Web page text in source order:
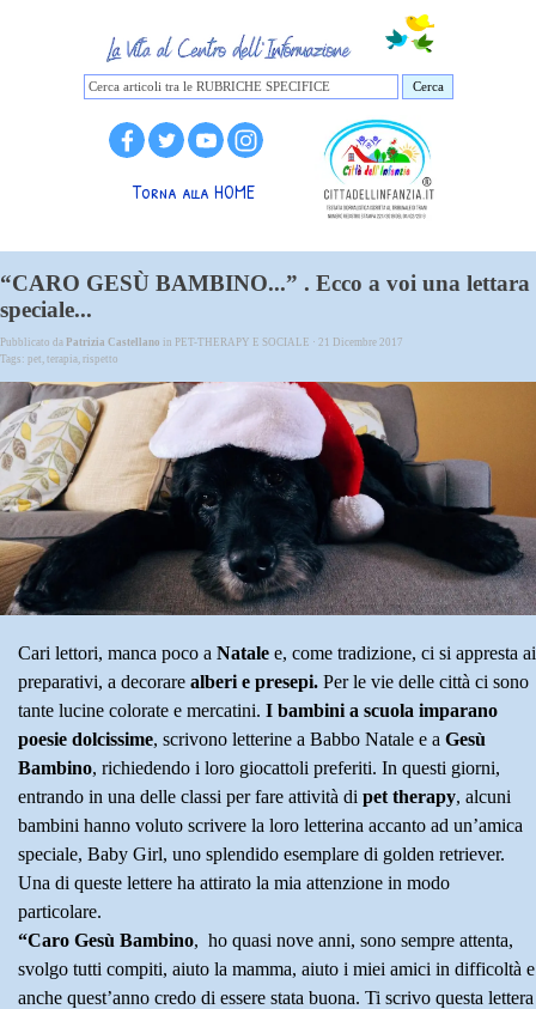
Cerca
Torna alla HOME
“CARO GESÙ BAMBINO...” . Ecco a voi una lettara
speciale...
Pubblicato da Patrizia Castellano in PET-THERAPY E SOCIALE · 21 Dicembre 2017
Tags: pet, terapia, rispetto
Cari lettori, manca poco a Natale e, come tradizione, ci si appresta ai
preparativi, a decorare alberi e presepi. Per le vie delle città ci sono
tante lucine colorate e mercatini. I bambini a scuola imparano
poesie dolcissime, scrivono letterine a Babbo Natale e a Gesù
Bambino, richiedendo i loro giocattoli preferiti. In questi giorni,
entrando in una delle classi per fare attività di pet therapy, alcuni
bambini hanno voluto scrivere la loro letterina accanto ad un’amica
speciale, Baby Girl, uno splendido esemplare di golden retriever.
Una di queste lettere ha attirato la mia attenzione in modo
particolare.
“Caro Gesù Bambino, ho quasi nove anni, sono sempre attenta,
svolgo tutti compiti, aiuto la mamma, aiuto i miei amici in difficoltà e
anche quest’anno credo di essere stata buona. Ti scrivo questa lettera